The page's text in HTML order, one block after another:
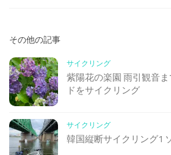
その他の記事
サイクリング
紫陽花の楽園 雨引観音
ドをサイクリング
サイクリング
韓国縦断サイクリング1